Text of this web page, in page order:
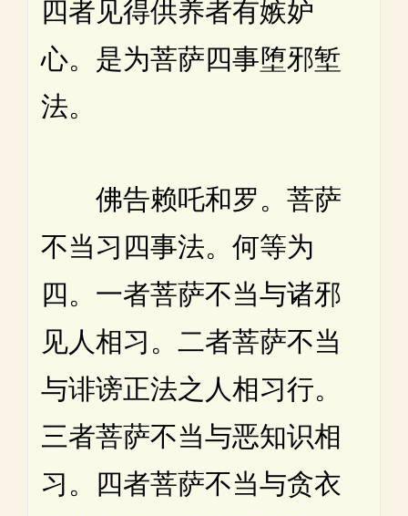
四者见得供养者有嫉妒
心。是为菩萨四事堕邪堑
法。
佛告赖吒和罗。菩萨
不当习四事法。何等为
四。一者菩萨不当与诸邪
见人相习。二者菩萨不当
与诽谤正法之人相习行。
三者菩萨不当与恶知识相
习。四者菩萨不当与贪衣